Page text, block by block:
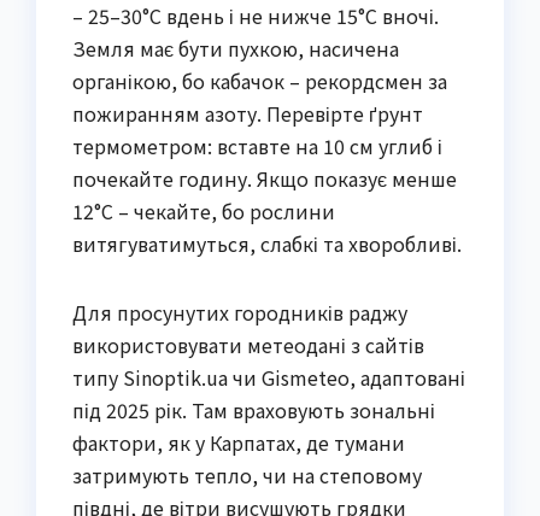
– 25–30°C вдень і не нижче 15°C вночі.
Земля має бути пухкою, насичена
органікою, бо кабачок – рекордсмен за
пожиранням азоту. Перевірте ґрунт
термометром: вставте на 10 см углиб і
почекайте годину. Якщо показує менше
12°C – чекайте, бо рослини
витягуватимуться, слабкі та хворобливі.
Для просунутих городників раджу
використовувати метеодані з сайтів
типу Sinoptik.ua чи Gismeteo, адаптовані
під 2025 рік. Там враховують зональні
фактори, як у Карпатах, де тумани
затримують тепло, чи на степовому
півдні, де вітри висушують грядки